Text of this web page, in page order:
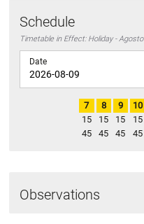
Schedule
Date
Timetable in Effect: Holiday - Agosto
7
15
45
8
15
45
9
15
45
10
15
45
Observations